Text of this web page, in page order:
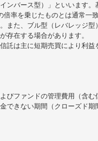
ンバース型）」といいます。
率を乗じたものとは通常一
また、ブル型（レバレッジ型
存在する場合があります。
託は主に短期売買により利益
びファンドの管理費用（含む
できない期間（クローズド